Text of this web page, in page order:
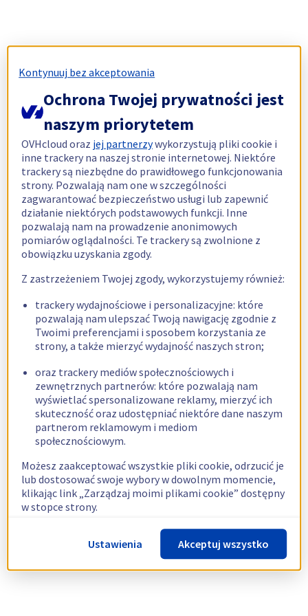
Kontynuuj bez akceptowania
Ochrona Twojej prywatności jest
naszym priorytetem
OVHcloud oraz jej partnerzywykorzystują pliki cookie i
inne trackery na naszej stronie internetowej. Niektóre
trackery są niezbędne do prawidłowego funkcjonowania
strony. Pozwalają nam one w szczególności
zagwarantować bezpieczeństwo usługi lub zapewnić
działanie niektórych podstawowych funkcji. Inne
pozwalają nam na prowadzenie anonimowych
pomiarów oglądalności. Te trackery są zwolnione z
obowiązku uzyskania zgody.
Z zastrzeżeniem Twojej zgody, wykorzystujemy również:
trackery wydajnościowe i personalizacyjne: które
pozwalają nam ulepszać Twoją nawigację zgodnie z
Twoimi preferencjami i sposobem korzystania ze
strony, a także mierzyć wydajność naszych stron;
oraz trackery mediów społecznościowych i
zewnętrznych partnerów: które pozwalają nam
wyświetlać spersonalizowane reklamy, mierzyć ich
skuteczność oraz udostępniać niektóre dane naszym
partnerom reklamowym i mediom
społecznościowym.
Możesz zaakceptować wszystkie pliki cookie, odrzucić je
lub dostosować swoje wybory w dowolnym momencie,
klikając link „Zarządzaj moimi plikami cookie” dostępny
w stopce strony.
Więcej informacji znajdziesz w naszejpolityce
dotyczącej wykorzystywania plików cookie.
Ustawienia Akceptuj wszystko